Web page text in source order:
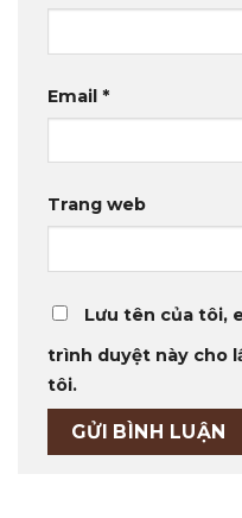
Email *
Trang web
Lưu tên của tôi,
trình duyệt này cho
tôi.